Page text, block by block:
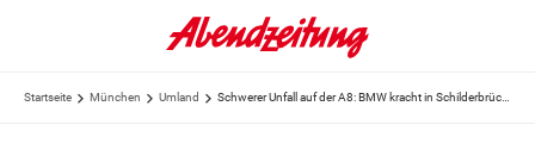
Startseite München Umland